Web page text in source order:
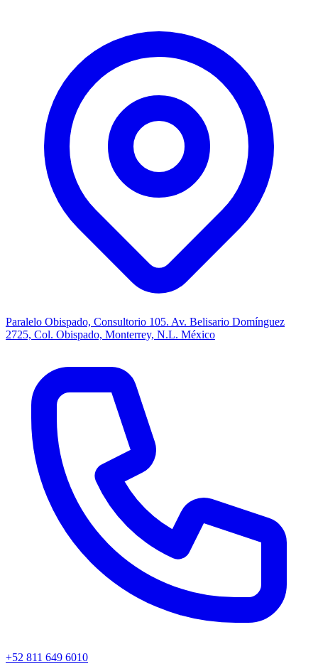
Paralelo Obispado, Consultorio 105. Av. Belisario Domínguez
2725, Col. Obispado, Monterrey, N.L. México
+52 811 649 6010